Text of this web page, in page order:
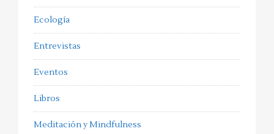
Ecología
Entrevistas
Eventos
Libros
Meditación y Mindfulness